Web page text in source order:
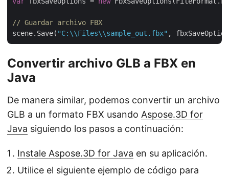
// Guardar archivo FBX
scene.Save( "C:\\Files\\sample_out.fbx"
Convertir archivo GLB a FBX en
Java
De manera similar, podemos convertir un archivo
GLB a un formato FBX usando Aspose.3D for
Java siguiendo los pasos a continuación:
Instale Aspose.3D for Java en su aplicación.
Utilice el siguiente ejemplo de código para